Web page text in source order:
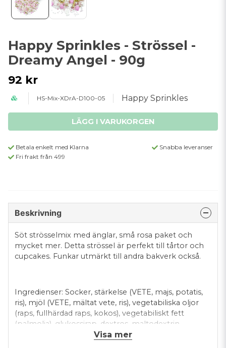
Happy Sprinkles - Strössel -
Dreamy Angel - 90g
92 kr
HS-Mix-XDrA-D100-05 Happy Sprinkles
LÄGG I VARUKORGEN
Betala enkelt med Klarna
Snabba leveranser
Fri frakt från 499
Beskrivning
Söt strösselmix med änglar, små rosa paket och
mycket mer. Detta strössel är perfekt till tårtor och
cupcakes. Funkar utmärkt till andra bakverk också.
Ingredienser: Socker, stärkelse (VETE, majs, potatis,
ris), mjöl (VETE, mältat vete, ris), vegetabiliska oljor
(raps, fullhärdad raps, kokos), vegetabiliskt fett
(palmolja), glukossirap, dextros, maltodextrin,
helmjölkspulver, kakaosmör, kakaomassa, färgämne
Visa mer